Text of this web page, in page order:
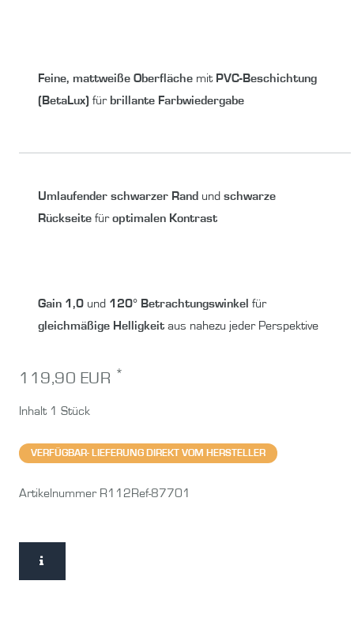
Feine, mattweiße Oberfläche mit PVC-Beschichtung
(BetaLux) für brillante Farbwiedergabe
Umlaufender schwarzer Rand und schwarze
Rückseite füroptimalen Kontrast
Gain 1,0 und 120° Betrachtungswinkel für
gleichmäßige Helligkeit aus nahezu jeder Perspektive
119,90 EUR *
Inhalt 1 Stück
VERFÜGBAR- LIEFERUNG DIREKT VOM HERSTELLER
Artikelnummer R112Ref-87701